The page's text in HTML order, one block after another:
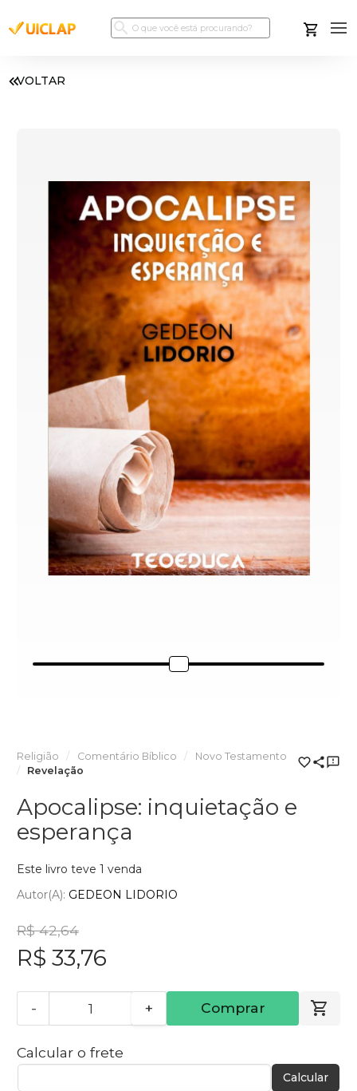
VOLTAR
Religião Comentário Bíblico
Novo Testamento
Revelação
Apocalipse: inquietação e
esperança
Este livro teve 1 venda
Autor(a): GEDEON LIDORIO
R$ 42,64
R$ 33,76
- + Comprar
Calcular o frete
Calcular